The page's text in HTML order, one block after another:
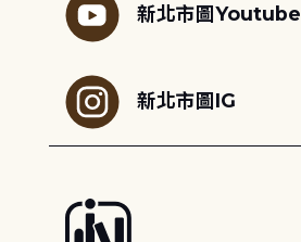
新北市圖Youtube
新北市圖IG